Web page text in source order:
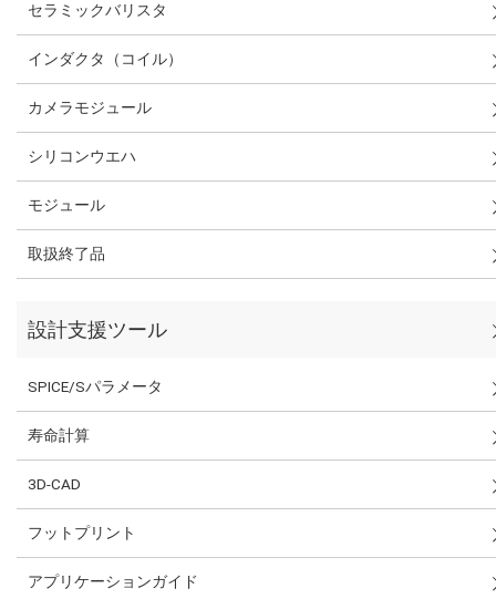
セラミックバリスタ
インダクタ（コイル）
カメラモジュール
シリコンウエハ
モジュール
取扱終了品
設計支援ツール
SPICE/Sパラメータ
寿命計算
3D-CAD
フットプリント
アプリケーションガイド